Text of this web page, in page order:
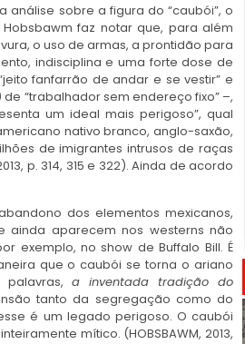
análise sobre a figura do “caubói”, o
faz notar que, para além
o uso de armas, a prontidão para
indisciplina e uma forte dose de
fanfarrão de andar e se vestir” e
“trabalhador sem endereço fixo” –,
um ideal mais perigoso”, qual
nativo branco, anglo-saxão,
de imigrantes intrusos de raças
p. 314, 315 e 322). Ainda de acordo
dos elementos mexicanos,
ainda aparecem nos westerns não
exemplo, no show de Buffalo Bill. É
que o caubói se torna o ariano
a inventada tradição do
tanto da segregação como do
é um legado perigoso. O caubói
mítico. (HOBSBAWM, 2013,